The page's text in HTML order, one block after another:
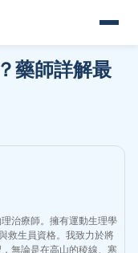
藥師詳解最
治療師。擁有運動生理學
救生員資格。我致力於將
無論是在高山的稜線、寒